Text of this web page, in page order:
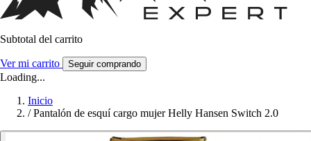
Subtotal del carrito
Ver mi carrito Seguir comprando
Loading...
Inicio
/ Pantalón de esquí cargo mujer Helly Hansen Switch 2.0